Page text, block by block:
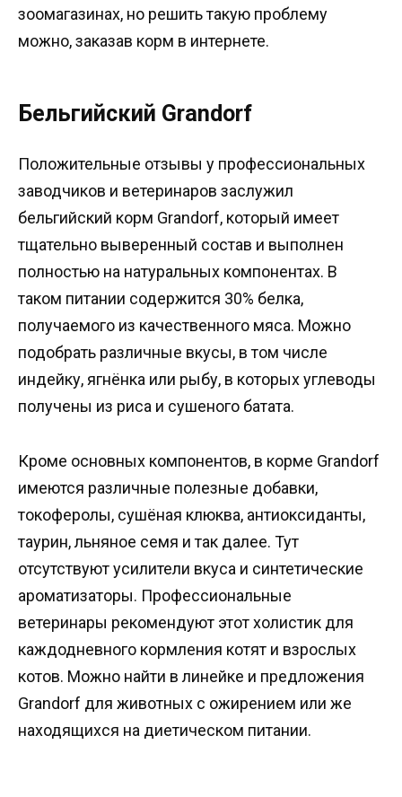
зоомагазинах, но решить такую проблему
можно, заказав корм в интернете.
Бельгийский Grandorf
Положительные отзывы у профессиональных
заводчиков и ветеринаров заслужил
бельгийский корм Grandorf, который имеет
тщательно выверенный состав и выполнен
полностью на натуральных компонентах. В
таком питании содержится 30% белка,
получаемого из качественного мяса. Можно
подобрать различные вкусы, в том числе
индейку, ягнёнка или рыбу, в которых углеводы
получены из риса и сушеного батата.
Кроме основных компонентов, в корме Grandorf
имеются различные полезные добавки,
токоферолы, сушёная клюква, антиоксиданты,
таурин, льняное семя и так далее. Тут
отсутствуют усилители вкуса и синтетические
ароматизаторы. Профессиональные
ветеринары рекомендуют этот холистик для
каждодневного кормления котят и взрослых
котов. Можно найти в линейке и предложения
Grandorf для животных с ожирением или же
находящихся на диетическом питании.